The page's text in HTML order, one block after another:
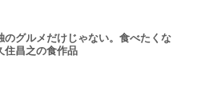
のグルメだけじゃない。食べたくな
住昌之の食作品